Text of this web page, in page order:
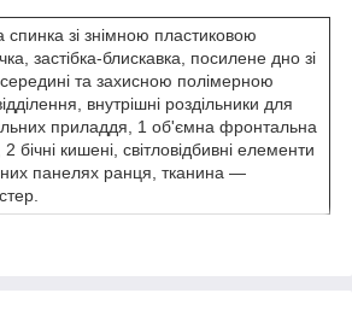
зі знімною пластиковою
застібка-блискавка, посилене дно зі
та захисною полімерною
внутрішні роздільники для
приладдя, 1 об'ємна фронтальна
кишені, світловідбивні елементи
панелях ранця, тканина —